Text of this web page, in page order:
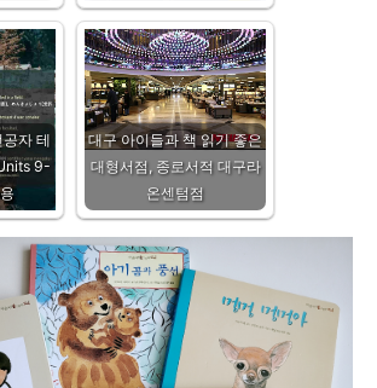
자 테
9-
대구 아이들과 책 읽기 좋은
대형서점, 종로서적 대구라
온센텀점